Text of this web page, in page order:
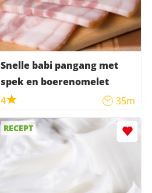
Snelle babi pangang met
spek en boerenomelet
4
35m
RECEPT